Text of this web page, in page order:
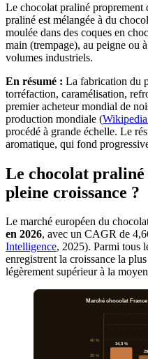
Le chocolat praliné proprement
praliné est mélangée à du
moulée dans des coques en
main (trempage), au peigne ou
volumes industriels.
En résumé : La fabrication du
torréfaction, caramélisation,
premier acheteur mondial de
production mondiale (
procédé à grande échelle. Le
aromatique, qui fond
Le chocolat praliné
pleine croissance ?
Le marché européen du
en 2026, avec un CAGR de
Intelligence, 2025). Parmi tous
enregistrent la croissance la
légèrement supérieur à la
Marché chocolat
30 %
40 %
34,3 %